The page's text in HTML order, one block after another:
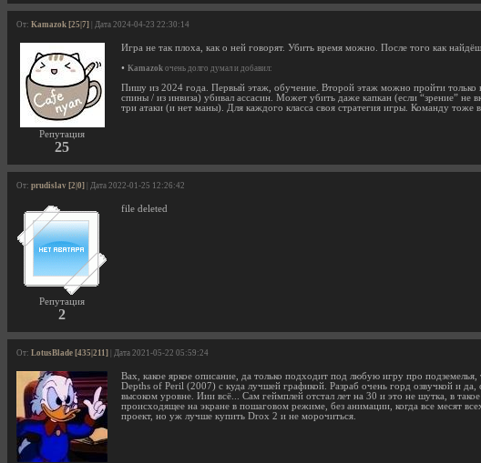
От: Kamazok [25|7] | Дата 2024-04-23 22:30:14
Репутация
25
Игра не так плоха, как о ней говорят. Убить время можно. После того как
• Kamazok очень долго думал и добавил:
Пишу из 2024 года. Первый этаж, обучение. Второй этаж можно пройти только
спины / из инвиза) убивал ассасин. Может убить даже капкан (если “зрение”
три атаки (и нет маны). Для каждого класса своя стратегия игры. Команду тоже
От: prudislav [2|0] | Дата 2022-01-25 12:26:42
Репутация
2
file deleted
От: LotusBlade [435|211] | Дата 2021-05-22 05:59:24
Вах, какое яркое описание, да только подходит под любую игру про
Depths of Peril (2007) с куда лучшей графикой. Разраб очень горд озвучкой и
высоком уровне. Иии всё... Сам геймплей отстал лет на 30 и это не шутка, в
происходящее на экране в пошаговом режиме, без анимации, когда все месят
проект, но уж лучше купить Drox 2 и не морочиться.